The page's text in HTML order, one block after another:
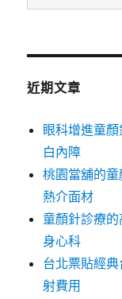
尋
鍵
近期文章
眼科增進童
白內障
桃園當舖的
熱介面材
童顏針診療
身心科
台北票貼經
射費用